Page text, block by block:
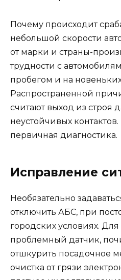
Почему происходит
небольшой скорости
от марки и страны-
трудности с
пробегом и на новеньких
Распространенной
считают выход из строя
неустойчивых
первичная диагностика.
Исправление
Необязательно
отключить АБС, при
городских условиях.
проблемный датчик,
отшкурить посадочное
очистка от грязи